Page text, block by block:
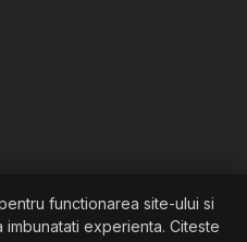
functionarea site-ului si
experienta. Citeste